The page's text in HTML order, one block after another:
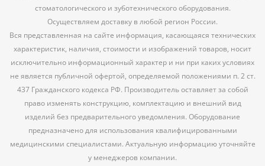
стоматологического и зуботехнического оборудования.
Осуществляем доставку в любой регион России.
Вся представленная на сайте информация, касающаяся технических
характеристик, наличия, стоимости и изображений товаров, носит
исключительно информационный характер и ни при каких условиях
не является публичной офертой, определяемой положениями п. 2 ст.
437 Гражданского кодекса РФ. Производитель оставляет за собой
право изменять конструкцию, комплектацию и внешний вид
изделий без предварительного уведомления. Оборудование
предназначено для использования квалифицированными
медицинскими специалистами. Актуальную информацию уточняйте
у менеджеров компании.